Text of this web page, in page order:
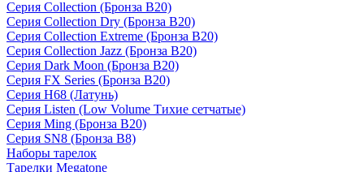
Серия Collection (Бронза B20)
Серия Collection Dry (Бронза B20)
Серия Collection Extreme (Бронза B20)
Серия Collection Jazz (Бронза B20)
Серия Dark Moon (Бронза B20)
Серия FX Series (Бронза B20)
Серия H68 (Латунь)
Серия Listen (Low Volume Тихие сетчатые)
Серия Ming (Бронза B20)
Серия SN8 (Бронза B8)
Наборы тарелок
Тарелки Megatone